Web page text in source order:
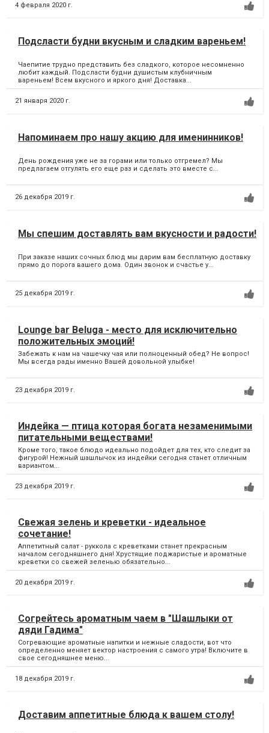
4 февраля 2020 г.
Подсласти будни вкусным и сладким вареньем!
Чаепитие трудно представить без сладкого, которое несомненно
любит каждый. Подсласти будни душистым клубничным
вареньем! Всем вкусного и яркого дня! Доставка...
21 января 2020 г.
Напоминаем про нашу акцию для именинников!
День рождения уже не за горами или только отгремел? Мы
предлагаем отгулять его еще раз и сделать это вместе с...
26 декабря 2019 г.
Мы спешим доставлять вам вкусности и радости!
При заказе наших сочных блюд мы дарим вам бесплатную доставку
прямо до порога вашего дома. Один звонок и счастье у...
25 декабря 2019 г.
Lounge bar Beluga - место для исключительно
положительных эмоций!
Забежать к нам на чашечку чая или полноценный обед? Не вопрос!
Мы всегда рады именно Вашей довольной улыбке!
23 декабря 2019 г.
Индейка — птица которая богата незаменимыми
питательными веществами!
Кроме того, такое блюдо идеально подойдет для тех, кто следит за
фигурой! Нежный шашлычок из индейки сегодня станет отличным
вариантом...
23 декабря 2019 г.
Свежая зелень и креветки - идеальное
сочетание!
Аппетитный салат - руккола с креветками станет прекрасным
началом сегодняшнего дня! Хрустящие поджаристые и ароматные
креветки со свежей зеленью обязательно...
20 декабря 2019 г.
Согрейтесь ароматным чаем в "Шашлыки от
дяди Гадима"
Согревающие ароматные напитки и нежные сладости, вот что
определенно меняет вектор настроения с самого утра! Включите в
свое сегодняшнее меню...
18 декабря 2019 г.
Доставим аппетитные блюда к вашем столу!